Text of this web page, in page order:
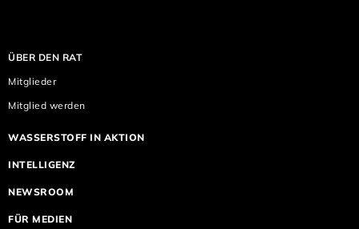
ÜBER DEN RAT
Mitglieder
Mitglied werden
WASSERSTOFF IN AKTION
INTELLIGENZ
NEWSROOM
FÜR MEDIEN